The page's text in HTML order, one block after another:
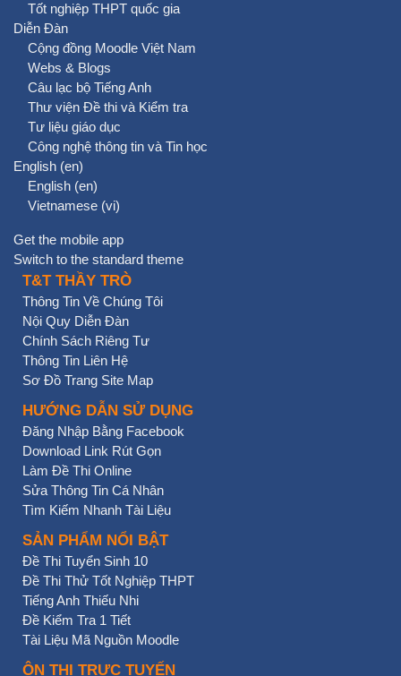
Tốt nghiệp THPT quốc gia
Diễn Đàn
Cộng đồng Moodle Việt Nam
Webs & Blogs
Câu lạc bộ Tiếng Anh
Thư viện Đề thi và Kiểm tra
Tư liệu giáo dục
Công nghệ thông tin và Tin học
English ‎(en)‎
English ‎(en)‎
Vietnamese ‎(vi)‎
Get the mobile app
Switch to the standard theme
T&T THẦY TRÒ
Thông Tin Về Chúng Tôi
Nội Quy Diễn Đàn
Chính Sách Riêng Tư
Thông Tin Liên Hệ
Sơ Đồ Trang Site Map
HƯỚNG DẪN SỬ DỤNG
Đăng Nhập Bằng Facebook
Download Link Rút Gọn
Làm Đề Thi Online
Sửa Thông Tin Cá Nhân
Tìm Kiếm Nhanh Tài Liệu
SẢN PHẨM NỔI BẬT
Đề Thi Tuyển Sinh 10
Đề Thi Thử Tốt Nghiệp THPT
Tiếng Anh Thiếu Nhi
Đề Kiểm Tra 1 Tiết
Tài Liệu Mã Nguồn Moodle
ÔN THI TRỰC TUYẾN